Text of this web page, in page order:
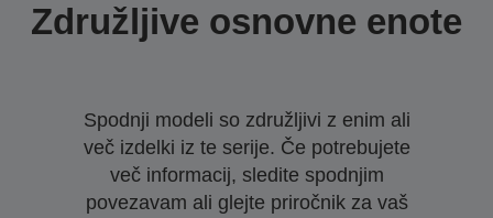
Združljive osnovne enote
Spodnji modeli so združljivi z enim ali
več izdelki iz te serije. Če potrebujete
več informacij, sledite spodnjim
povezavam ali glejte priročnik za vaš